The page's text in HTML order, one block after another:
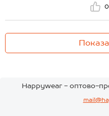
0
Happywear - оптово-